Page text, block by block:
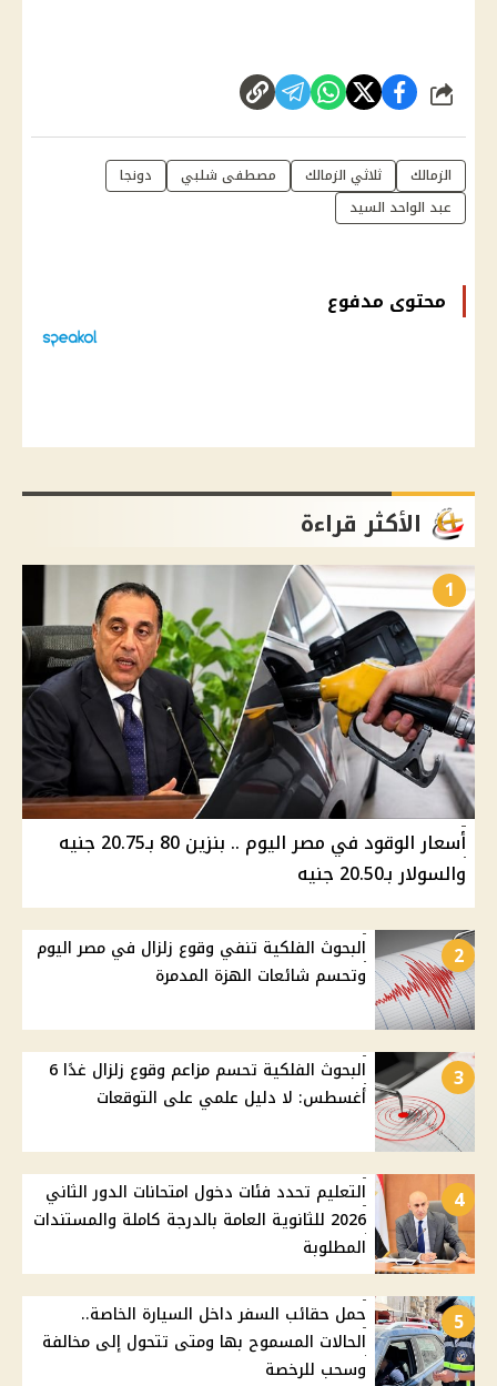
شارك
الزمالك ثلاثي الزمالك مصطفى شلبي
دونجا
عبد الواحد السيد
محتوى مدفوع
الأكثر قراءة
1
أسعار الوقود في مصر اليوم .. بنزين 80 بـ20.75 جنيه
والسولار بـ20.50 جنيه
2
البحوث الفلكية تنفي وقوع زلزال في مصر اليوم
وتحسم شائعات الهزة المدمرة
3
البحوث الفلكية تحسم مزاعم وقوع زلزال غدًا 6
أغسطس: لا دليل علمي على التوقعات
4
التعليم تحدد فئات دخول امتحانات الدور الثاني
2026 للثانوية العامة بالدرجة كاملة والمستندات
المطلوبة
5
حمل حقائب السفر داخل السيارة الخاصة..
الحالات المسموح بها ومتى تتحول إلى مخالفة
وسحب للرخصة